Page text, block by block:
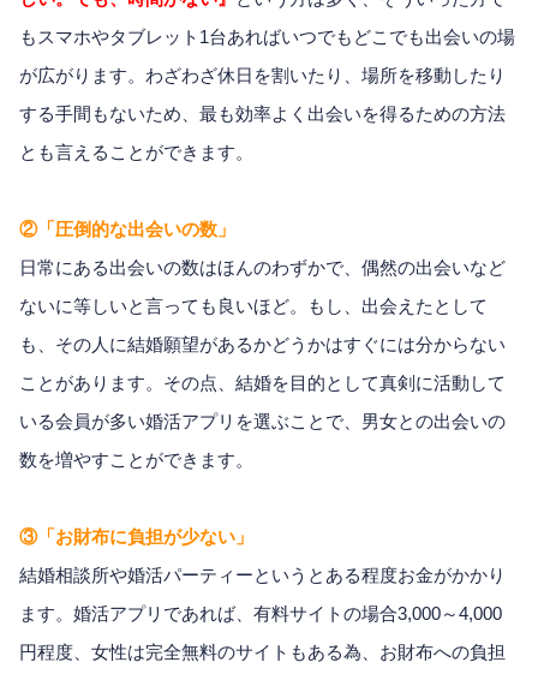
もスマホやタブレット1台あればいつでもどこでも出会いの場
が広がります。わざわざ休日を割いたり、場所を移動したり
する手間もないため、最も効率よく出会いを得るための方法
とも言えることができます。
②「圧倒的な出会いの数」
日常にある出会いの数はほんのわずかで、偶然の出会いなど
ないに等しいと言っても良いほど。もし、出会えたとして
も、その人に結婚願望があるかどうかはすぐには分からない
ことがあります。その点、結婚を目的として真剣に活動して
いる会員が多い婚活アプリを選ぶことで、男女との出会いの
数を増やすことができます。
③「お財布に負担が少ない」
結婚相談所や婚活パーティーというとある程度お金がかかり
ます。婚活アプリであれば、有料サイトの場合3,000～4,000
円程度、女性は完全無料のサイトもある為、お財布への負担